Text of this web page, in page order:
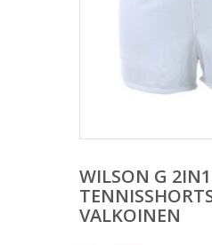
WILSON G
VALKOINEN